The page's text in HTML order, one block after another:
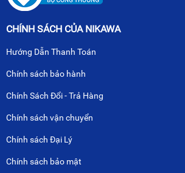
CHÍNH SÁCH CỦA NIKAWA
Hướng Dẫn Thanh Toán
Chính sách bảo hành
Chính Sách Đổi - Trả Hàng
Chính sách vận chuyển
Chính sách Đại Lý
Chính sách bảo mật